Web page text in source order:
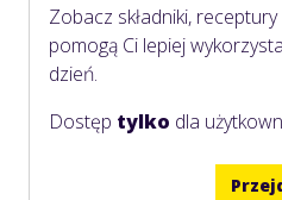
Zobacz składniki,
pomogą Ci lepiej
dzień.
Dostęp tylko dla